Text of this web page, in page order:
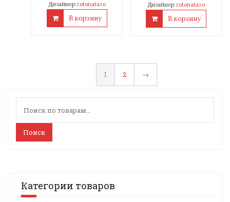
Дизайнер:zotonatazo
В корзину
Дизайнер:zotonatazo
В корзину
1 2 →
Поиск
Категории товаров